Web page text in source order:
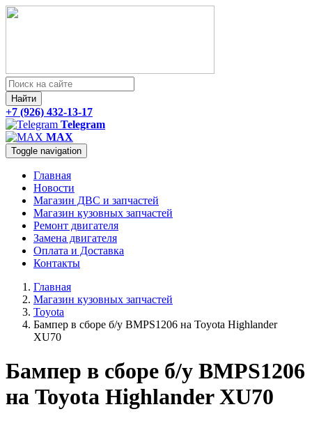
Найти
+7 (926) 432-13-17
Telegram
MAX
Toggle navigation
Главная
Новости
Магазин ДВС и запчастей
Магазин кузовных запчастей
Ремонт двигателя
Замена двигателя
Оплата и Доставка
Контакты
Главная
Магазин кузовных запчастей
Toyota
Бампер в сборе б/у BMPS1206 на Toyota Highlander
XU70
Бампер в сборе б/у BMPS1206
на Toyota Highlander XU70